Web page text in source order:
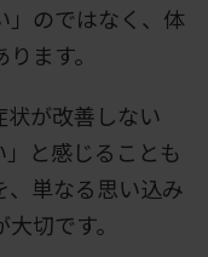
」のではなく、体
ます。
状が改善しない
と感じることも
、単なる思い込み
切です。